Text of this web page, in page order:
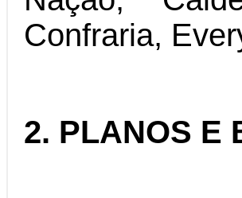
Confraria,
2. PLANOS E